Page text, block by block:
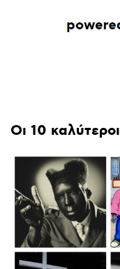
Οι 10 καλύτεροι